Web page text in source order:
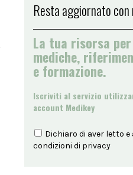
Resta aggiornato con
La tua risorsa per
mediche,
e formazione.
Iscriviti al servizio
account Medikey
Dichiaro di aver letto
condizioni di privacy